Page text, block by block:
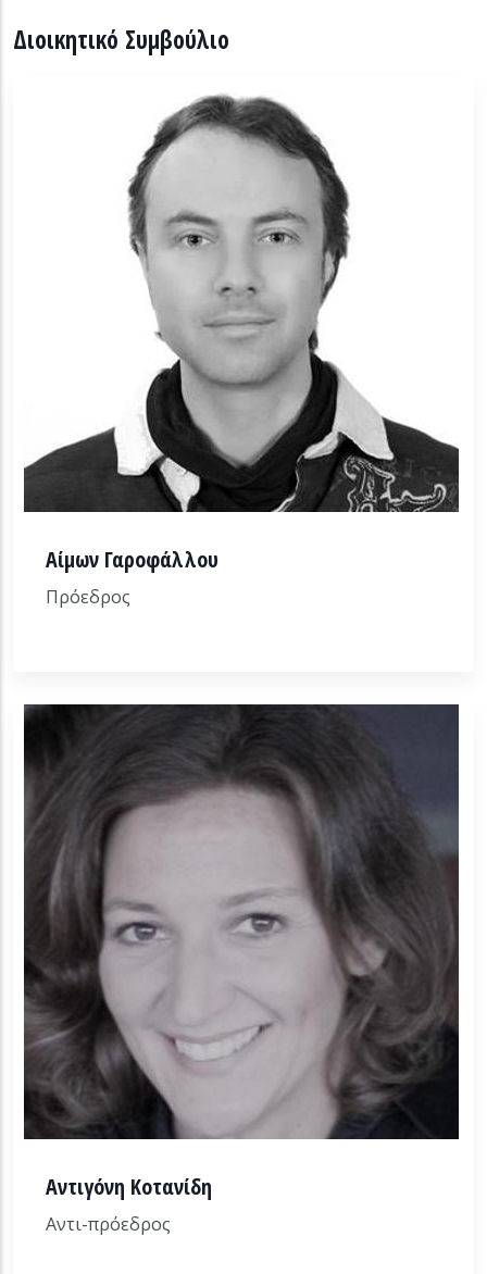
Διοικητικό Συμβούλιο
Αίμων Γαροφάλλου
Πρόεδρος
Αντιγόνη Κοτανίδη
Αντι-πρόεδρος